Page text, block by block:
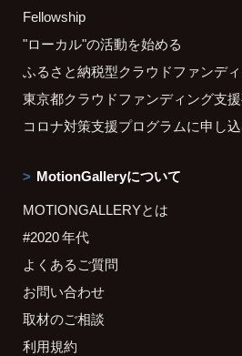
Fellowship
"ローカル"の活動を始める
ふるさと納税型クラウドファンデ
東京都クラウドファンディング支
コロナ対策支援プログラムに申し
MotionGalleryについて
MOTIONGALLERYとは
#2020 年代
よくあるご質問
お問い合わせ
取材のご相談
利用規約